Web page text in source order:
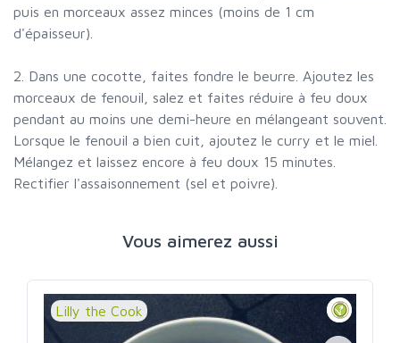
puis en morceaux assez minces (moins de 1 cm
d'épaisseur).
2. Dans une cocotte, faites fondre le beurre. Ajoutez les
morceaux de fenouil, salez et faites réduire à feu doux
pendant au moins une demi-heure en mélangeant souvent.
Lorsque le fenouil a bien cuit, ajoutez le curry et le miel.
Mélangez et laissez encore à feu doux 15 minutes.
Rectifier l'assaisonnement (sel et poivre).
Vous aimerez aussi
Lilly the Cook